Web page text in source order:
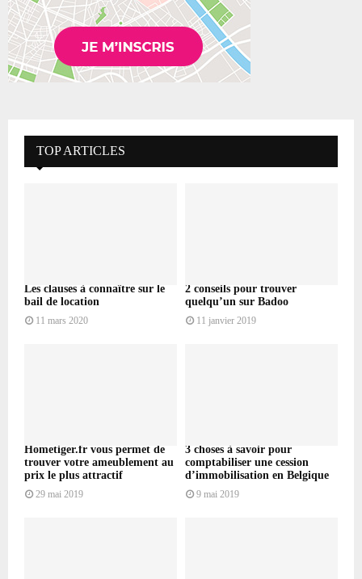
TOP ARTICLES
Les clauses à connaître sur le
bail de location
11 mars 2020
2 conseils pour trouver
quelqu’un sur Badoo
11 janvier 2019
Hometiger.fr vous permet de
trouver votre ameublement au
prix le plus attractif
29 mai 2019
3 choses à savoir pour
comptabiliser une cession
d’immobilisation en Belgique
9 mai 2019